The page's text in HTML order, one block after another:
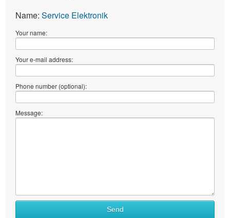
Name: Service Elektronik
Your name:
Your e-mail address:
Phone number (optional):
Message:
Send